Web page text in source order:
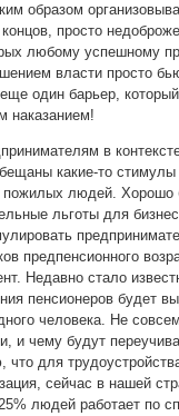
образом
просто
любому успешному
власти просто
один барьер,
наказанием!
в
какие-то стимулы
пожилых людей.
льготы для
предпенсионного
Недавно стало
пенсионеров будет
человека. Не
и чему будут
что для
сейчас в нашей
людей работает по